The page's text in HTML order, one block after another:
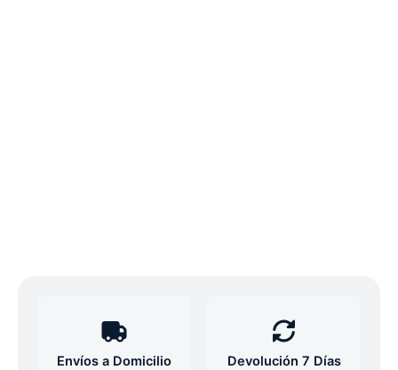
Envíos a Domicilio Devolución 7 Días